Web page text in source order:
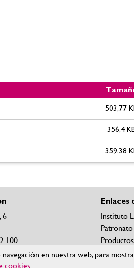
en nuestra web, para
cookies
A CENTRO SAGRADO503,77
356,4
359,38
6
100
contacto
Enlaces
Instituto
Nieve